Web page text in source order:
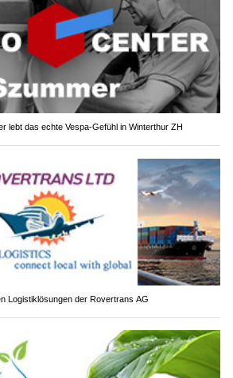
lebt das echte Vespa-Gefühl in Winterthur ZH
Logistiklösungen der Rovertrans AG